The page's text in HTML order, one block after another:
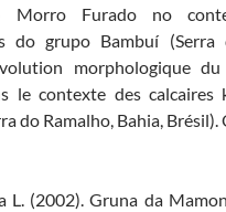
Morro Furado no
do grupo Bambuí (Serra
morphologique
le contexte des calcaires
do Ramalho, Bahia,
L. (2002). Gruna da